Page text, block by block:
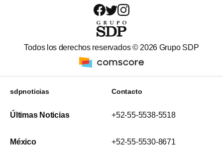
Todos los derechos reservados ©2026 Grupo SDP
sdpnoticias
Últimas Noticias
México
Contacto
+52-55-5538-5518
+52-55-5530-8671